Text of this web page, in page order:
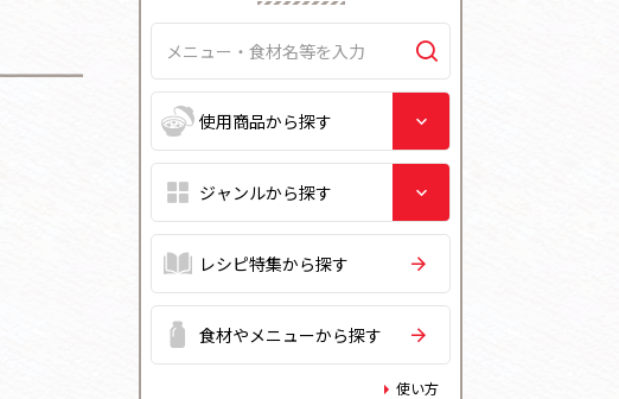
レシピ特集から探す
食材やメニューから探す
使い方